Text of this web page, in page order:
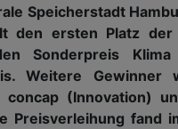
Speicherstadt
den ersten Platz der
Sonderpreis
Weitere Gewinner
concap (Innovation)
Preisverleihung fand